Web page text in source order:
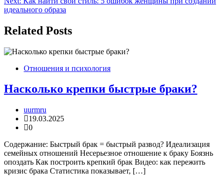
записям
идеального образа
Related Posts
Отношения и психология
Насколько крепки быстрые браки?
uurmru
19.03.2025
0
Содержание: Быстрый брак = быстрый развод? Идеализация
семейных отношений Несерьезное отношение к браку Боязнь
опоздать Как построить крепкий брак Видео: как пережить
кризис брака Статистика показывает, […]